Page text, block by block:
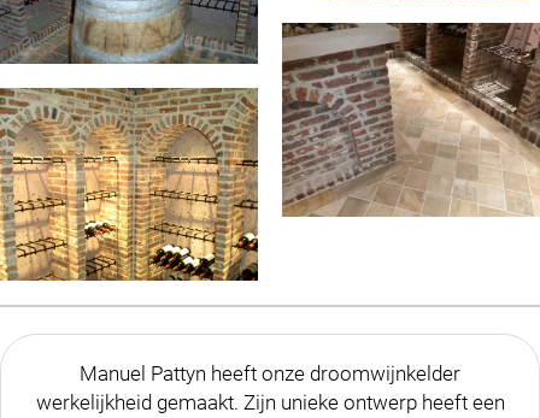
Manuel Pattyn heeft onze droomwijnkelder
werkelijkheid gemaakt. Zijn unieke ontwerp heeft een